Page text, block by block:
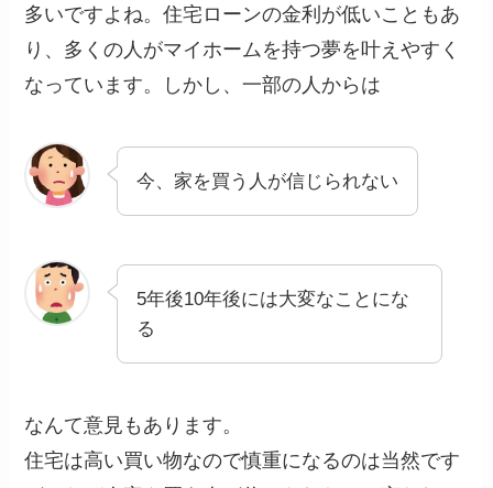
多いですよね。住宅ローンの金利が低いこともあ
り、多くの人がマイホームを持つ夢を叶えやすく
なっています。しかし、一部の人からは
今、家を買う人が信じられない
5年後10年後には大変なことにな
る
なんて意見もあります。
住宅は高い買い物なので慎重になるのは当然です